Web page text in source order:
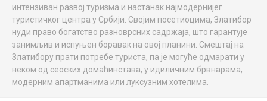
интензиван развој туризма и настанак најмодернијег
туристичког центра у Србији. Својим посетиоцима, Златибор
нуди право богатство разноврсних садржаја, што гарантује
занимљив и испуњен боравак на овој планини. Смештај на
Златибору прати потребе туриста, па је могуће одмарати у
неком од сеоских домаћинстава, у идиличним брвнарама,
модерним апартманима или луксузним хотелима.